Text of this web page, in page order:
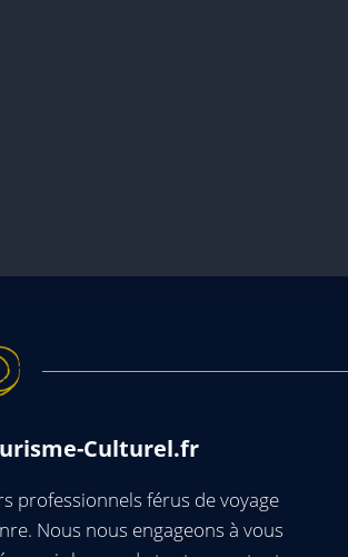
Culturel.fr
professionnels férus de voyage
Nous nous engageons à vous